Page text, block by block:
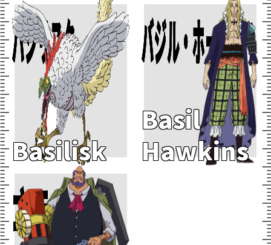
バシリスク
Basilisk
Add To Cart バジル・ホーキンス
Basil
Hawkins
Add To Cart
ゴッティ
Add To Cart